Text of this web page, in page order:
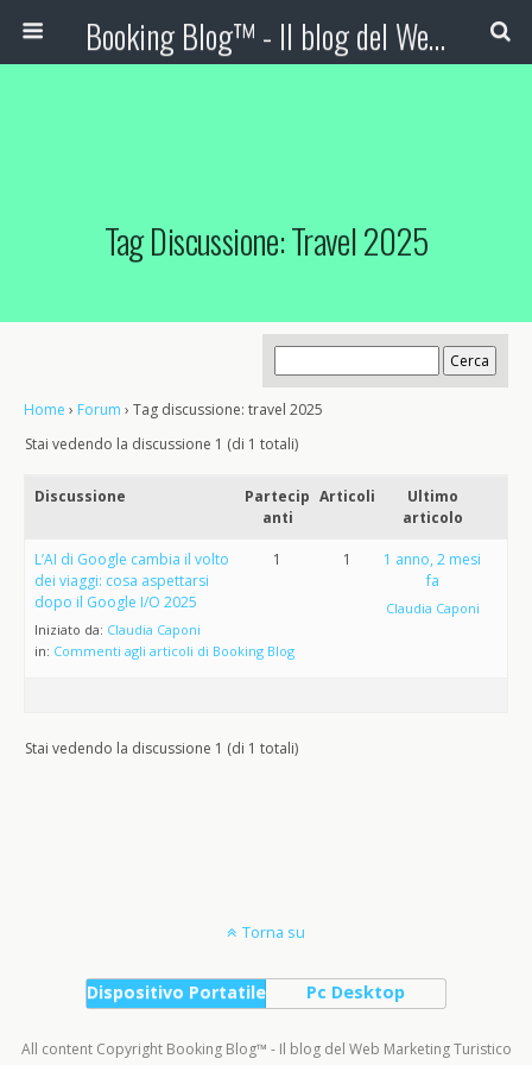
Booking Blog™ - Il blog del Web Marketing Turistico
Tag Discussione: Travel 2025
Home › Forum › Tag discussione: travel 2025
Stai vedendo la discussione 1 (di 1 totali)
Discussione
Partecip
anti
Articoli
Ultimo
articolo
L’AI di Google cambia il volto
dei viaggi: cosa aspettarsi
dopo il Google I/O 2025
Iniziato da: Claudia Caponi
in: Commenti agli articoli di Booking Blog
1 1
1 anno, 2 mesi
fa
Claudia Caponi
Stai vedendo la discussione 1 (di 1 totali)
Torna su
Dispositivo Portatile Pc Desktop
All content Copyright Booking Blog™ - Il blog del Web Marketing Turistico